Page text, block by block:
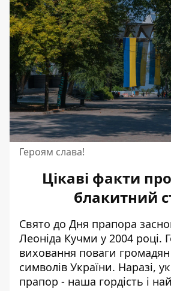
Героям слава!
Цікаві факти
блакитний
Свято до Дня прапора
Леоніда Кучми у 2004 році.
виховання поваги
символів України. Наразі,
прапор - наша гордість і